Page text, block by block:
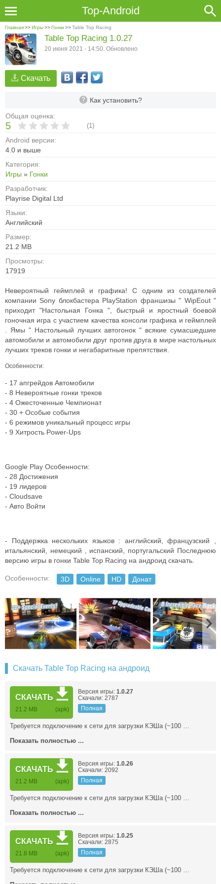
Top-Android
Главная>>Игры>>Гонки >>Table Top Racing
Скачать
Как установить?
Общая оценка:
5 (1)
Android версии:
4.0 и выше
Категория:
Игры » Гонки
Разработчик:
Playrise Digital Ltd
Языки:
Английский
Размер:
21.2 MB
Просмотры:
17919
Table Top Racing 1.0.27
20 июня 2021 - 14:50. Обновлено
Невероятный геймплей и графика! С одним из создателей
компании Sony блокбастера PlayStation франшизы " WipEout "
приходит "Настольная Гонка ", быстрый и яростный боевой
гоночная игра с участием качества консоли графика и геймплей
. Ямы " Настольный лучших автогонок " всякие сумасшедшие
автомобили и автомобили друг против друга в мире настольных
лучших треков гонки и негабаритные препятствия.
Особенности:
- 17 апгрейдов Автомобили
- 8 Невероятные гонки треков
- 4 Ожесточенные Чемпионат
- 30 + Особые события
- 6 режимов уникальный процесс игры
- 9 Хитрость Power-Ups
Google Play Особенности:
- 28 Достижения
- 19 лидеров
- Cloudsave
- Авто Войти
- Поддержка нескольких языков : английский, французский ,
итальянский, немецкий , испанский, португальский Последнюю
версию игры в гонки Table Top Racing на андроид скачать.
Особенности: 3D Online HD Донат
Скачать Table Top Racing на андроид
СКАЧАТЬ
21.2 MB (apk)
Версия игры: 1.0.27
Скачали: 2787
Полная
Требуется подключение к сети для загрузки КЭШа (~100 …
Показать полностью ...
СКАЧАТЬ
21.2 MB (apk)
Версия игры: 1.0.26
Скачали: 2092
Полная
Требуется подключение к сети для загрузки КЭШа (~100 …
Показать полностью ...
СКАЧАТЬ
21.8 MB (apk)
Версия игры: 1.0.25
Скачали: 2875
Полная
Требуется подключение к сети для загрузки КЭШа (~100 …